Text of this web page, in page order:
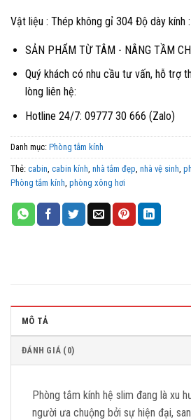
Vật liệu : Thép không gỉ 304 Độ dày
SẢN PHẨM TỪ TÂM - NÂNG TẦM
Quý khách có nhu cầu tư vấn, hỗ trợ
lòng liên hệ:
Hotline 24/7: 09777 30 666 (Zalo)
Danh mục: Phòng tắm kính
Thẻ: cabin cabin kính nhà tắm đẹp nhà vệ sinh
Phòng tắm kính phòng xông hơi
MÔ TẢ
ĐÁNH GIÁ (0)
Phòng tắm kính hệ slim đang là xu
người ưa chuộng bởi sự hiện đại,